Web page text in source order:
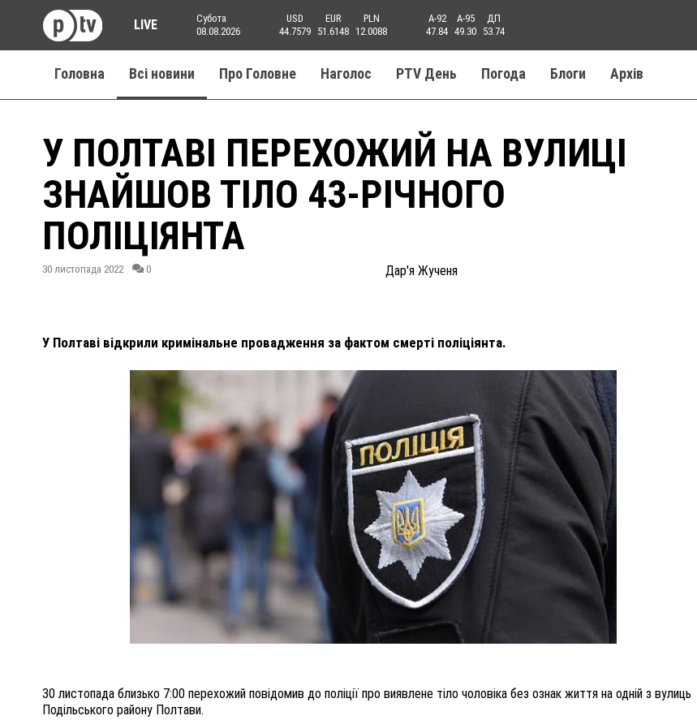
LIVE
Субота
08.08.2026
USD
44.7579
EUR
51.6148
PLN
12.0088
A-92
47.84
A-95
49.30
ДП
53.74
Головна Всі новини Про Головне Наголос PTV День Погода Блоги Aрхів
У ПОЛТАВІ ПЕРЕХОЖИЙ НА ВУЛИЦІ
ЗНАЙШОВ ТІЛО 43-РІЧНОГО
ПОЛІЦІЯНТА
30 листопада 2022 0 Дар'я Жученя
У Полтаві відкрили кримінальне провадження за фактом смерті поліціянта.
30 листопада близько 7:00 перехожий повідомив до поліції про виявлене тіло чоловіка без ознак життя на одній з вулиць
Подільського району Полтави.
ПОЛІЦІЯ ПОЛТАВЩИНИ РОЗШУКУЄ 62-РІЧНУ
ЛЮДМИЛУ ТИМЧЕНКО
0
ВНАСЛІДОК ПОРАНЕНЬ, ОТРИМАНИХ НА ВІЙНІ,
ПОМЕР ВОЇН ЮРІЙ ВОЙТИК
25 листопада 2025